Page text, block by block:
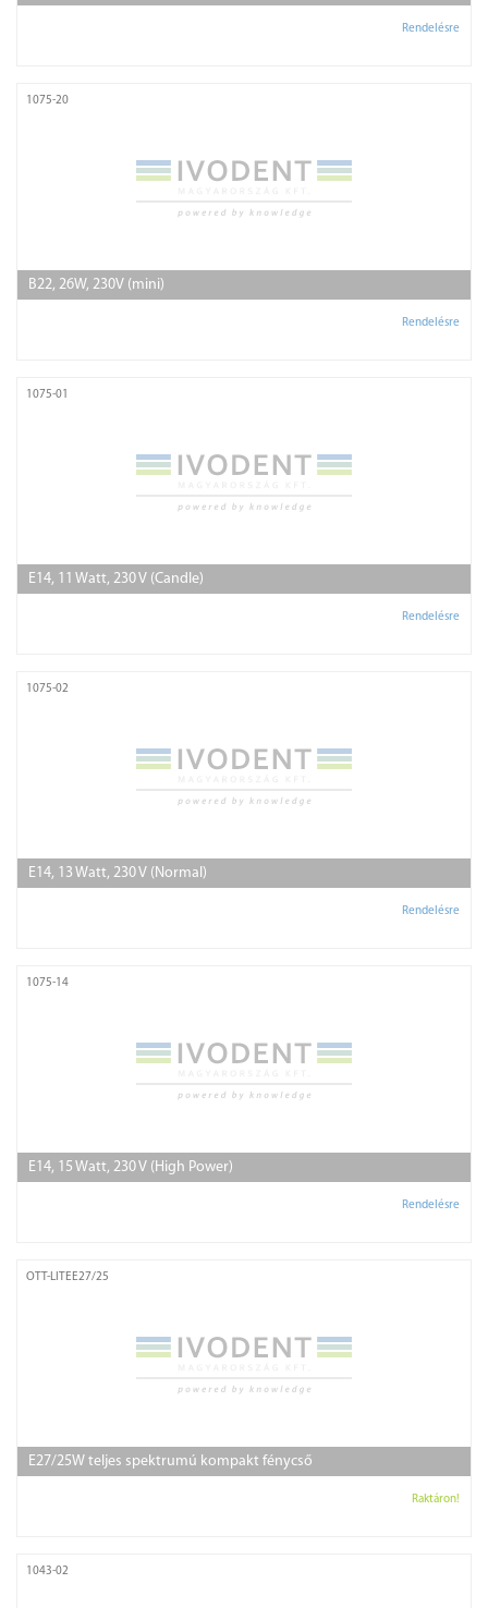
Rendelésre
1075-20
B22, 26W, 230V (mini)
Rendelésre
1075-01
E14, 11 Watt, 230 V (Candle)
Rendelésre
1075-02
E14, 13 Watt, 230 V (Normal)
Rendelésre
1075-14
E14, 15 Watt, 230 V (High Power)
Rendelésre
OTT-LITEE27/25
E27/25W teljes spektrumú kompakt fénycső
Raktáron!
1043-02